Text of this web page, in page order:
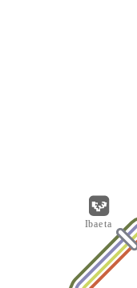
Ibaeta